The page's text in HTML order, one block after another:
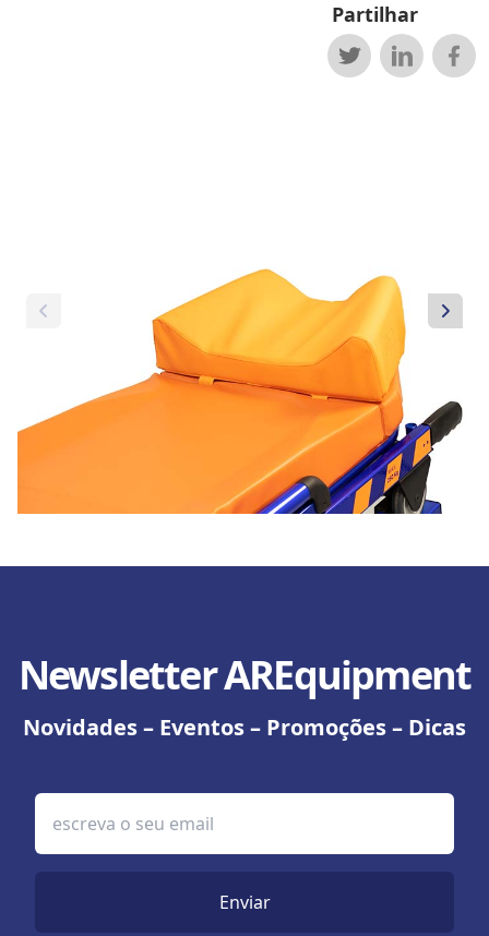
Partilhar
Newsletter AREquipment
Novidades – Eventos – Promoções – Dicas
Enviar